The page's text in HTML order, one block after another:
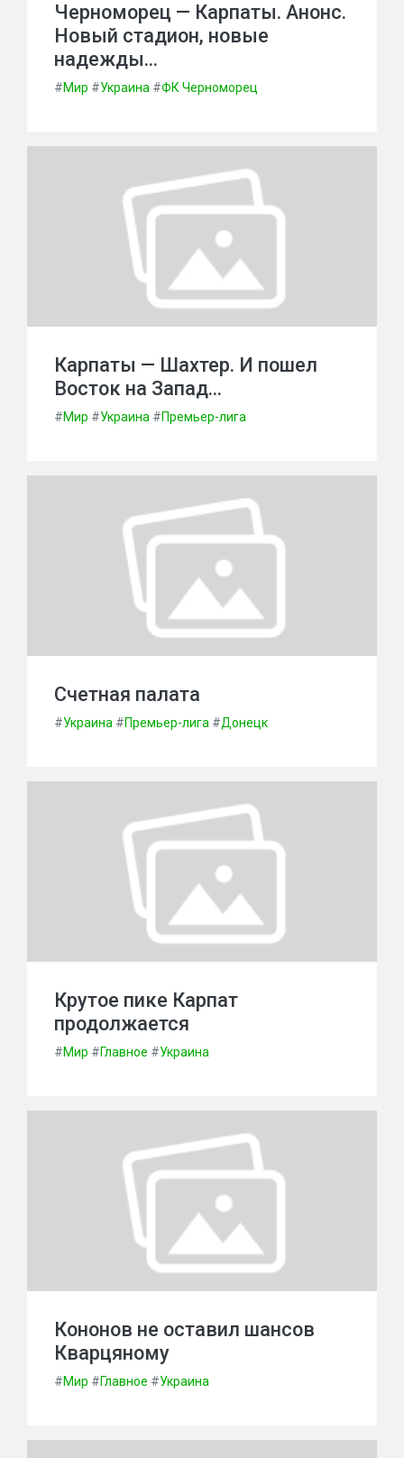
Черноморец — Карпаты. Анонс.
Новый стадион, новые
надежды…
#Мир #Украина #ФК Черноморец
Карпаты — Шахтер. И пошел
Восток на Запад…
#Мир #Украина #Премьер-лига
Счетная палата
#Украина #Премьер-лига #Донецк
Крутое пике Карпат
продолжается
#Мир #Главное #Украина
Кононов не оставил шансов
Кварцяному
#Мир #Главное #Украина